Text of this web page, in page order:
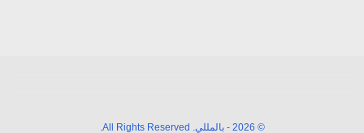
© 2026 - بالمللي. All Rights Reserved.